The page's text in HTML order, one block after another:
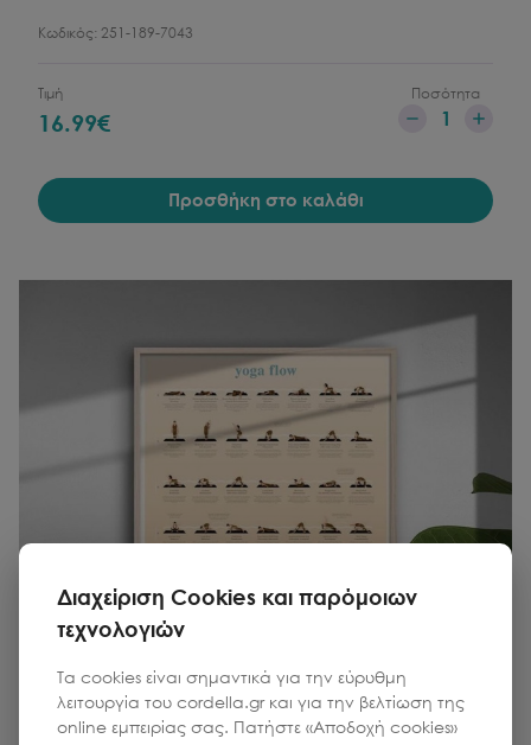
Κωδικός: 251-189-7043
Τιμή
16.99€
Ποσότητα
1
Προσθήκη στο καλάθι
Διαχείριση Cookies και παρόμοιων
τεχνολογιών
Τα cookies είναι σημαντικά για την εύρυθμη
λειτουργία του cordella.gr και για την βελτίωση της
online εμπειρίας σας. Πατήστε «Αποδοχή cookies»